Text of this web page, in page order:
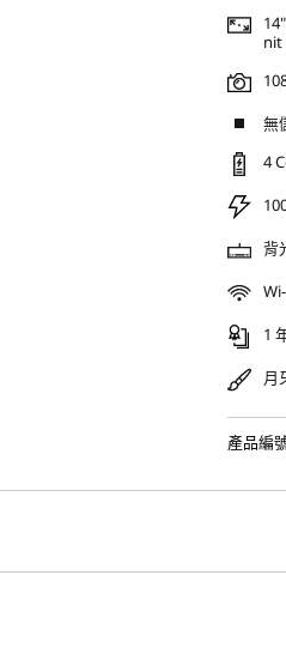
nit
無
4
背
1
月
產品編